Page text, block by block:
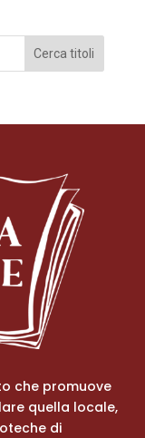
Cerca titoli
che promuove
quella locale,
di